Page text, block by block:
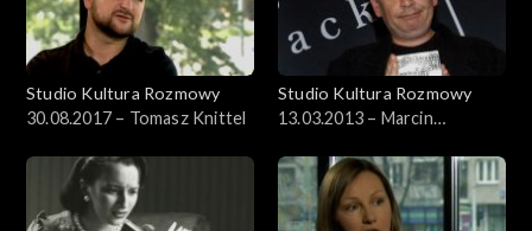
Studio Kultura Rozmowy
30.08.2017 – Tomasz Knittel
Studio Kultura Rozmowy
13.03.2013 – Marcin